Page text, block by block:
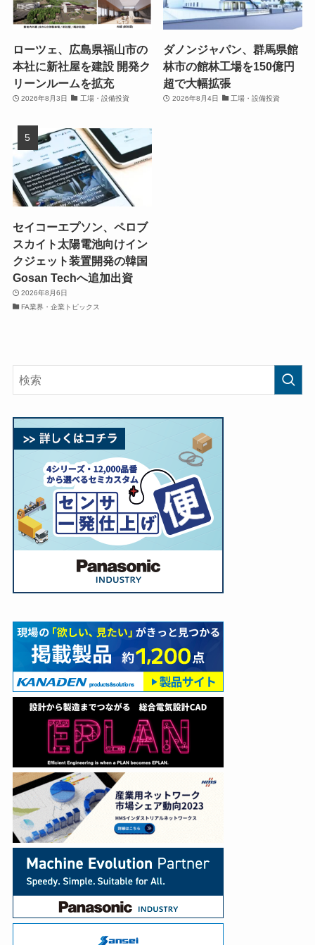
ローツェ、広島県福山市の
本社に新社屋を建設 開発ク
リーンルームを拡充
2026年8月3日 工場・設備投資
ダノンジャパン、群馬県館
林市の館林工場を150億円
超で大幅拡張
2026年8月4日 工場・設備投資
セイコーエプソン、ペロブ
スカイト太陽電池向けイン
クジェット装置開発の韓国
Gosan Techへ追加出資
2026年8月6日
FA業界・企業トピックス